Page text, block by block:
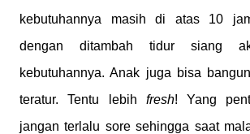
kebutuhannya masih di atas 10
dengan ditambah tidur siang
kebutuhannya. Anak juga bisa
teratur. Tentu lebih fresh! Yang
jangan terlalu sore sehingga saat